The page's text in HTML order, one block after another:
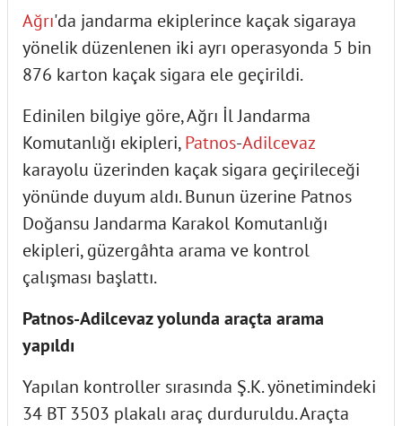
Ağrı'da jandarma ekiplerince kaçak sigaraya
yönelik düzenlenen iki ayrı operasyonda 5 bin
876 karton kaçak sigara ele geçirildi.
Edinilen bilgiye göre, Ağrı İl Jandarma
Komutanlığı ekipleri,Patnos-Adilcevaz
karayolu üzerinden kaçak sigara geçirileceği
yönünde duyum aldı. Bunun üzerine Patnos
Doğansu Jandarma Karakol Komutanlığı
ekipleri, güzergâhta arama ve kontrol
çalışması başlattı.
Patnos-Adilcevaz yolunda araçta arama
yapıldı
Yapılan kontroller sırasında Ş.K. yönetimindeki
34 BT 3503 plakalı araç durduruldu. Araçta